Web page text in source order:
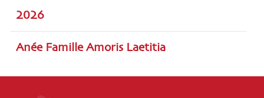
2026
Anée Famille Amoris Laetitia